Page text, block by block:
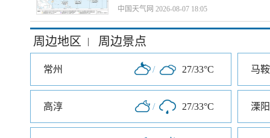
中国天气网 2026-08-07 18:05
周边地区 | 周边景点
常州 / 27/33°C 马
高淳 / 27/33°C 溧阳